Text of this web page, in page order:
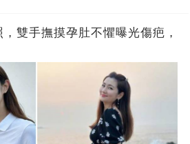
雙手撫摸孕肚不懼曝光傷疤，